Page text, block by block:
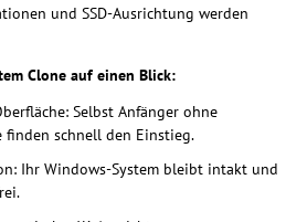
und SSD-Ausrichtung werden
Clone auf einen Blick:
Selbst Anfänger ohne
finden schnell den Einstieg.
Ihr Windows-System bleibt intakt und